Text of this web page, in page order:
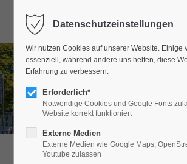
Datenschutzeinstellungen
Wir nutzen Cookies auf unserer Website. Einige
essenziell, während andere uns helfen, diese
Erfahrung zu verbessern.
Erforderlich*
Notwendige Cookies und Google Fonts
Website korrekt funktioniert
Externe Medien
Externe Medien wie Google Maps,
Youtube zulassen